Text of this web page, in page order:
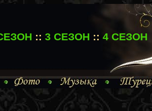
:: 3 СЕЗОН :: 4 СЕЗОН